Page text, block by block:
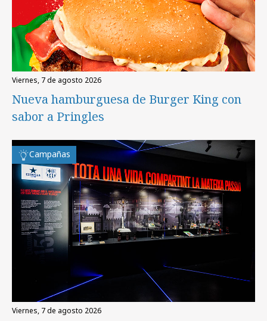
viernes, 7 de agosto 2026
Nueva hamburguesa de Burger King con
sabor a Pringles
Campañas
viernes, 7 de agosto 2026